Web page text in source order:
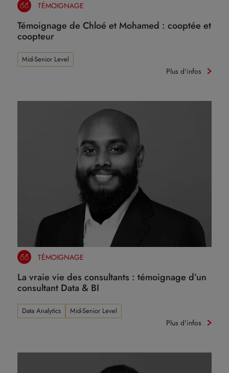
TÉMOIGNAGE
Témoignage de Chloé et Mohamed : cooptée et
coopteur
Mid-Senior Level
Plus d'infos
TÉMOIGNAGE
La vraie vie des consultants : témoignage d’un
consultant Data & BI
Data Analytics Mid-Senior Level
Plus d'infos